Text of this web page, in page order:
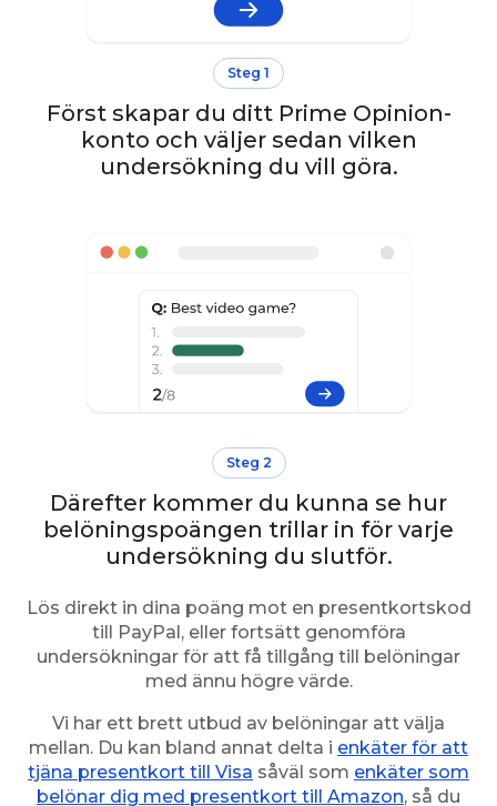
Steg 1
Först skapar du ditt Prime Opinion-
konto och väljer sedan vilken
undersökning du vill göra.
Steg 2
Därefter kommer du kunna se hur
belöningspoängen trillar in för varje
undersökning du slutför.
Lös direkt in dina poäng mot en presentkortskod
till PayPal, eller fortsätt genomföra
undersökningar för att få tillgång till belöningar
med ännu högre värde.
Vi har ett brett utbud av belöningar att välja
mellan. Du kan bland annat delta i enkäter för att
tjäna presentkort till Visa såväl som enkäter som
belönar dig med presentkort till Amazon, så du